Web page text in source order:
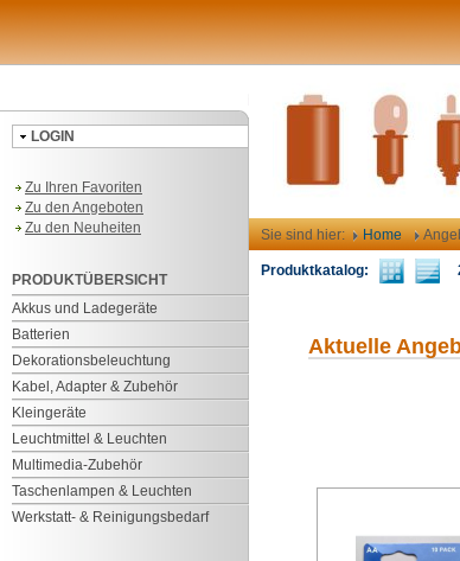
LOGIN
Zu Ihren Favoriten
Zu den Angeboten
Zu den Neuheiten
PRODUKTÜBERSICHT
Akkus und Ladegeräte
Batterien
Dekorationsbeleuchtung
Kabel, Adapter & Zubehör
Kleingeräte
Leuchtmittel & Leuchten
Multimedia-Zubehör
Taschenlampen & Leuchten
Werkstatt- & Reinigungsbedarf
Sie sind hier: Home
Produktkatalog:
Aktuelle